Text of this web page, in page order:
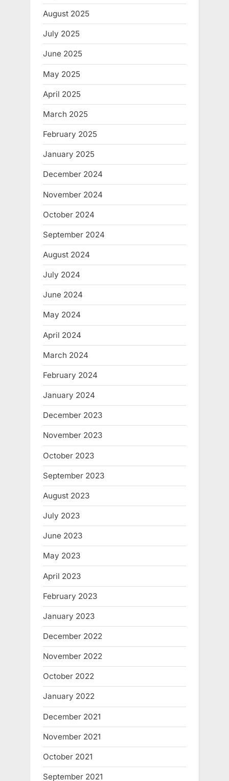
August 2025
July 2025
June 2025
May 2025
April 2025
March 2025
February 2025
January 2025
December 2024
November 2024
October 2024
September 2024
August 2024
July 2024
June 2024
May 2024
April 2024
March 2024
February 2024
January 2024
December 2023
November 2023
October 2023
September 2023
August 2023
July 2023
June 2023
May 2023
April 2023
February 2023
January 2023
December 2022
November 2022
October 2022
January 2022
December 2021
November 2021
October 2021
September 2021